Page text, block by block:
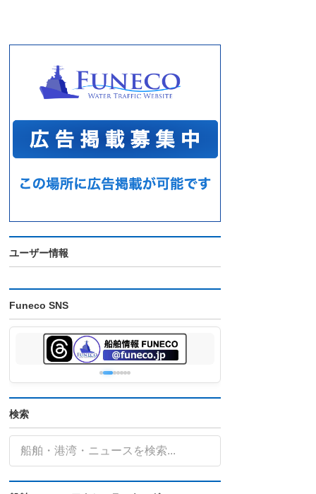
ユーザー情報
Funeco SNS
検索